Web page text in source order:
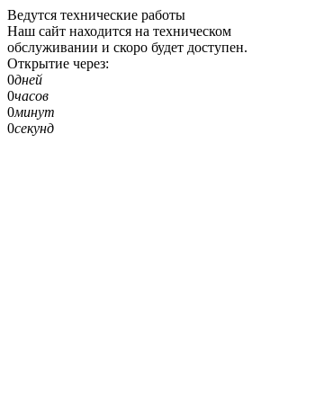
Ведутся технические работы
Наш сайт находится на техническом
обслуживании и скоро будет доступен.
Открытие через:
0дней
0часов
0минут
0секунд